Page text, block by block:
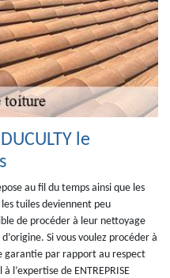
le
au fil du temps ainsi que les
tuiles deviennent peu
de procéder à leur nettoyage
Si vous voulez procéder à
garantie par rapport au respect
l’expertise de ENTREPRISE